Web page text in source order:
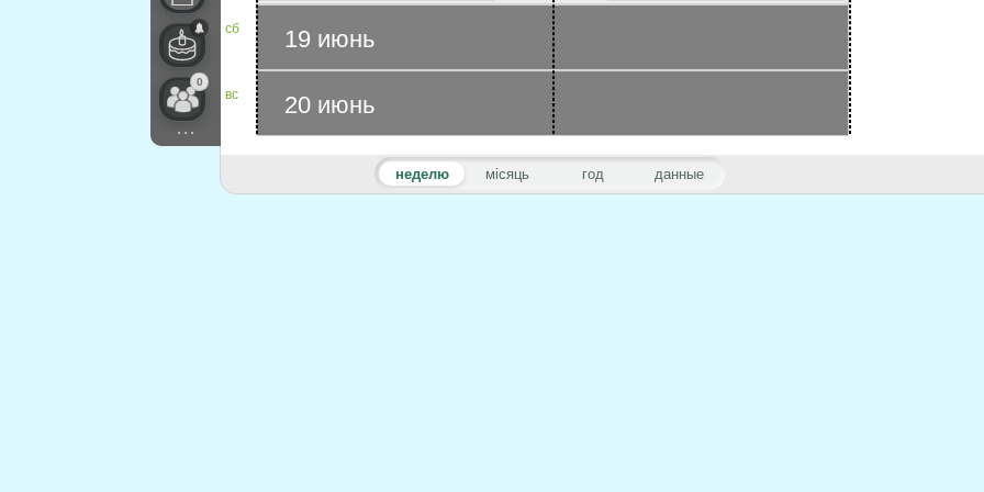
0
...
неделю місяць год данные
сб
вс
19 июнь
20 июнь